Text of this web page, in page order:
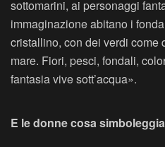
sottomarini, ai personaggi
immaginazione abitano i
cristallino, con dei verdi come
mare. Fiori, pesci, fondali,
fantasia vive sott’acqua».
E le donne cosa